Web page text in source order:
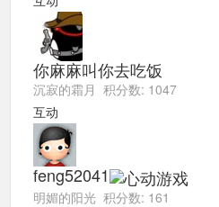
你麻麻叫你去吃饭
沉寂的霜月 积分数: 1047
互动
feng52041
明媚的阳光 积分数: 161